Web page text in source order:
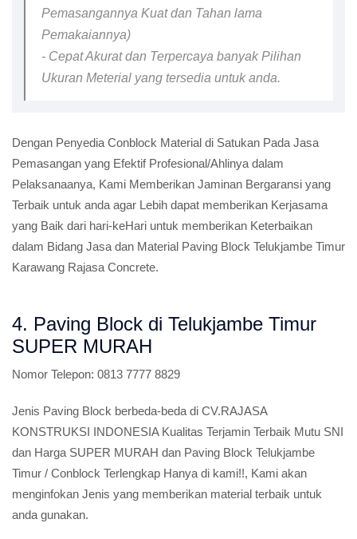
Pemasangannya Kuat dan Tahan lama
Pemakaiannya)
- Cepat Akurat dan Terpercaya banyak Pilihan
Ukuran Meterial yang tersedia untuk anda.
Dengan Penyedia Conblock Material di Satukan Pada Jasa
Pemasangan yang Efektif Profesional/Ahlinya dalam
Pelaksanaanya, Kami Memberikan Jaminan Bergaransi yang
Terbaik untuk anda agar Lebih dapat memberikan Kerjasama
yang Baik dari hari-keHari untuk memberikan Keterbaikan
dalam Bidang Jasa dan Material Paving Block Telukjambe Timur
Karawang Rajasa Concrete.
4. Paving Block di Telukjambe Timur
SUPER MURAH
Nomor Telepon: 0813 7777 8829
Jenis Paving Block berbeda-beda di CV.RAJASA
KONSTRUKSI INDONESIA Kualitas Terjamin Terbaik Mutu SNI
dan Harga SUPER MURAH dan Paving Block Telukjambe
Timur / Conblock Terlengkap Hanya di kami!!, Kami akan
menginfokan Jenis yang memberikan material terbaik untuk
anda gunakan.